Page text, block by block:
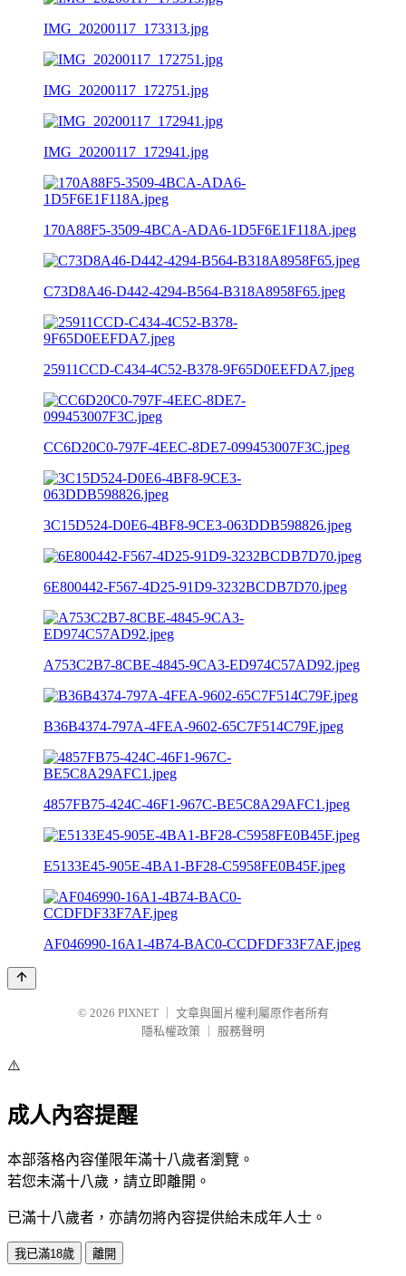
IMG_20200117_173313.jpg
IMG_20200117_172751.jpg
IMG_20200117_172941.jpg
170A88F5-3509-4BCA-ADA6-1D5F6E1F118A.jpeg
C73D8A46-D442-4294-B564-B318A8958F65.jpeg
25911CCD-C434-4C52-B378-9F65D0EEFDA7.jpeg
CC6D20C0-797F-4EEC-8DE7-099453007F3C.jpeg
3C15D524-D0E6-4BF8-9CE3-063DDB598826.jpeg
6E800442-F567-4D25-91D9-3232BCDB7D70.jpeg
A753C2B7-8CBE-4845-9CA3-ED974C57AD92.jpeg
B36B4374-797A-4FEA-9602-65C7F514C79F.jpeg
4857FB75-424C-46F1-967C-BE5C8A29AFC1.jpeg
E5133E45-905E-4BA1-BF28-C5958FE0B45F.jpeg
AF046990-16A1-4B74-BAC0-CCDFDF33F7AF.jpeg
© 2026 PIXNET
文章與圖片權利屬原作者所有
隱私權政策
服務聲明
⚠️
成人內容提醒
本部落格內容僅限年滿十八歲者瀏覽。
若您未滿十八歲，請立即離開。
已滿十八歲者，亦請勿將內容提供給未成年人士。
我已滿18歲 離開